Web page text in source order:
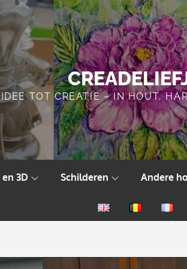
TOT CREATIE – IN HOUT,
en 3D Schilderen Andere
EnglishNederlands